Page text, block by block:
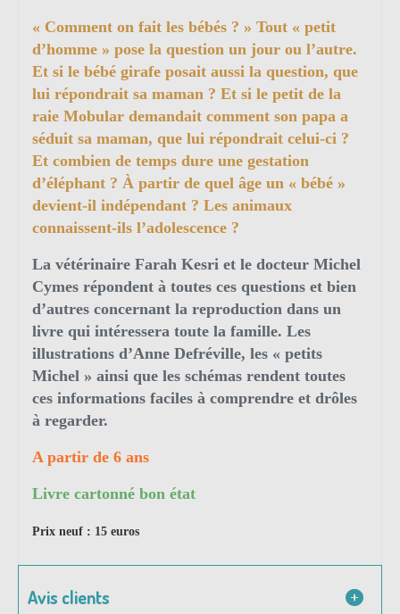
« Comment on fait les bébés ? » Tout « petit
d’homme » pose la question un jour ou l’autre.
Et si le bébé girafe posait aussi la question, que
lui répondrait sa maman ? Et si le petit de la
raie Mobular demandait comment son papa a
séduit sa maman, que lui répondrait celui-ci ?
Et combien de temps dure une gestation
d’éléphant ? À partir de quel âge un « bébé »
devient-il indépendant ? Les animaux
connaissent-ils l’adolescence ?
La vétérinaire Farah Kesri et le docteur Michel
Cymes répondent à toutes ces questions et bien
d’autres concernant la reproduction dans un
livre qui intéressera toute la famille. Les
illustrations d’Anne Defréville, les « petits
Michel » ainsi que les schémas rendent toutes
ces informations faciles à comprendre et drôles
à regarder.
A partir de 6 ans
Livre cartonné bon état
Prix neuf : 15 euros
Avis clients